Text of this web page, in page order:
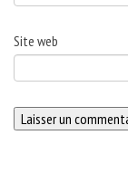
Site web